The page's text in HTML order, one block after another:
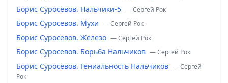
Борис Суросевов. Нальчики-5 — Сергей Рок
Борис Суросевов. Мухи — Сергей Рок
Борис Суросевов. Железо — Сергей Рок
Борис Суросевов. Борьба Нальчиков — Сергей Рок
Борис Суросевов. Гениальность Нальчиков — Сергей
Рок